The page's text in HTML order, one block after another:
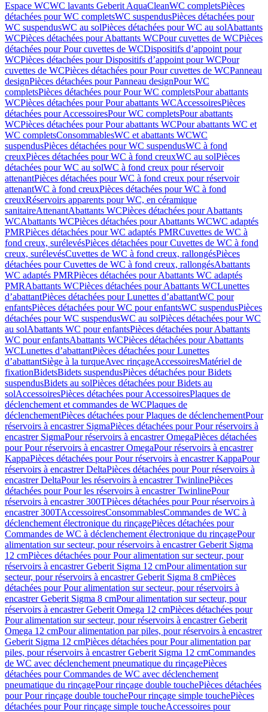
Espace WCWC lavants Geberit AquaCleanWC completsPièces
détachées pour WC completsWC suspendusPièces détachées pour
WC suspendusWC au solPièces détachées pour WC au solAbattants
WCPièces détachées pour Abattants WCPour cuvettes de WCPièces
détachées pour Pour cuvettes de WCDispositifs d’appoint pour
WCPièces détachées pour Dispositifs d’appoint pour WCPour
cuvettes de WCPièces détachées pour Pour cuvettes de WCPanneau
designPièces détachées pour Panneau designPour WC
completsPièces détachées pour Pour WC completsPour abattants
WCPièces détachées pour Pour abattants WCAccessoiresPièces
détachées pour AccessoiresPour WC completsPour abattants
WCPièces détachées pour Pour abattants WCPour abattants WC et
WC completsConsommablesWC et abattants WCWC
suspendusPièces détachées pour WC suspendusWC à fond
creuxPièces détachées pour WC à fond creuxWC au solPièces
détachées pour WC au solWC à fond creux pour réservoir
attenantPièces détachées pour WC à fond creux pour réservoir
attenantWC à fond creuxPièces détachées pour WC à fond
creuxRéservoirs apparents pour WC, en céramique
sanitaireAttenantAbattants WCPièces détachées pour Abattants
WCAbattants WCPièces détachées pour Abattants WCWC adaptés
PMRPièces détachées pour WC adaptés PMRCuvettes de WC à
fond creux, surélevésPièces détachées pour Cuvettes de WC à fond
creux, surélevésCuvettes de WC à fond creux, rallongésPièces
détachées pour Cuvettes de WC à fond creux, rallongésAbattants
WC adaptés PMRPièces détachées pour Abattants WC adaptés
PMRAbattants WCPièces détachées pour Abattants WCLunettes
d’abattantPièces détachées pour Lunettes d’abattantWC pour
enfantsPièces détachées pour WC pour enfantsWC suspendusPièces
détachées pour WC suspendusWC au solPièces détachées pour WC
au solAbattants WC pour enfantsPièces détachées pour Abattants
WC pour enfantsAbattants WCPièces détachées pour Abattants
WCLunettes d’abattantPièces détachées pour Lunettes
d’abattantSiège à la turqueAvec rinçageAccessoiresMatériel de
fixationBidetsBidets suspendusPièces détachées pour Bidets
suspendusBidets au solPièces détachées pour Bidets au
solAccessoiresPièces détachées pour AccessoiresPlaques de
déclenchement et commandes de WCPlaques de
déclenchementPièces détachées pour Plaques de déclenchementPour
réservoirs à encastrer SigmaPièces détachées pour Pour réservoirs à
encastrer SigmaPour réservoirs à encastrer OmegaPièces détachées
pour Pour réservoirs à encastrer OmegaPour réservoirs à encastrer
KappaPièces détachées pour Pour réservoirs à encastrer KappaPour
réservoirs à encastrer DeltaPièces détachées pour Pour réservoirs à
encastrer DeltaPour les réservoirs à encastrer TwinlinePièces
détachées pour Pour les réservoirs à encastrer TwinlinePour
réservoirs à encastrer 300TPièces détachées pour Pour réservoirs à
encastrer 300TAccessoiresConsommablesCommandes de WC à
déclenchement électronique du rinçagePièces détachées pour
Commandes de WC à déclenchement électronique du rinçagePour
alimentation sur secteur, pour réservoirs à encastrer Geberit Sigma
12 cmPièces détachées pour Pour alimentation sur secteur, pour
réservoirs à encastrer Geberit Sigma 12 cmPour alimentation sur
secteur, pour réservoirs à encastrer Geberit Sigma 8 cmPièces
détachées pour Pour alimentation sur secteur, pour réservoirs à
encastrer Geberit Sigma 8 cmPour alimentation sur secteur, pour
réservoirs à encastrer Geberit Omega 12 cmPièces détachées pour
Pour alimentation sur secteur, pour réservoirs à encastrer Geberit
Omega 12 cmPour alimentation par piles, pour réservoirs à encastrer
Geberit Sigma 12 cmPièces détachées pour Pour alimentation par
piles, pour réservoirs à encastrer Geberit Sigma 12 cmCommandes
de WC avec déclenchement pneumatique du rinçagePièces
détachées pour Commandes de WC avec déclenchement
pneumatique du rinçagePour rinçage double touchePièces détachées
pour Pour rinçage double touchePour rinçage simple touchePièces
détachées pour Pour rinçage simple toucheAccessoires pour